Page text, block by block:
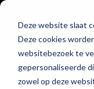
Deze website slaat
Deze cookies
websitebezoek te
gepersonaliseerde
zowel op deze
Openingen &